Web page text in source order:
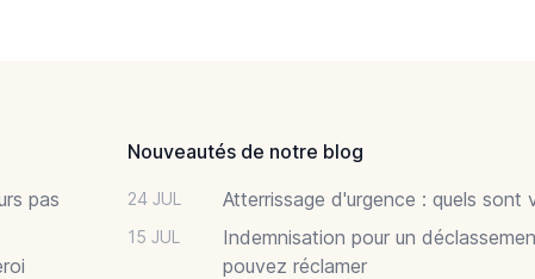
pas
Nouveautés de notre blog
24 JUL Atterrissage d'urgence : quels
15 JUL
Indemnisation pour un
pouvez réclamer